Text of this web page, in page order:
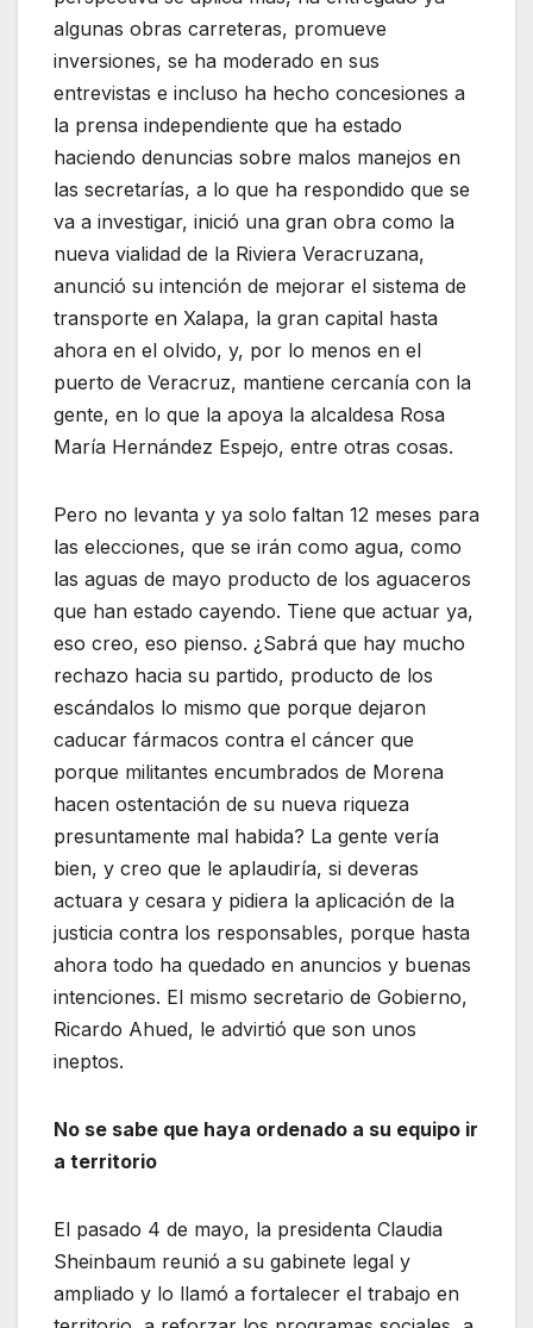
algunas obras carreteras, promueve
inversiones, se ha moderado en sus
entrevistas e incluso ha hecho concesiones a
la prensa independiente que ha estado
haciendo denuncias sobre malos manejos en
las secretarías, a lo que ha respondido que se
va a investigar, inició una gran obra como la
nueva vialidad de la Riviera Veracruzana,
anunció su intención de mejorar el sistema de
transporte en Xalapa, la gran capital hasta
ahora en el olvido, y, por lo menos en el
puerto de Veracruz, mantiene cercanía con la
gente, en lo que la apoya la alcaldesa Rosa
María Hernández Espejo, entre otras cosas.
Pero no levanta y ya solo faltan 12 meses para
las elecciones, que se irán como agua, como
las aguas de mayo producto de los aguaceros
que han estado cayendo. Tiene que actuar ya,
eso creo, eso pienso. ¿Sabrá que hay mucho
rechazo hacia su partido, producto de los
escándalos lo mismo que porque dejaron
caducar fármacos contra el cáncer que
porque militantes encumbrados de Morena
hacen ostentación de su nueva riqueza
presuntamente mal habida? La gente vería
bien, y creo que le aplaudiría, si deveras
actuara y cesara y pidiera la aplicación de la
justicia contra los responsables, porque hasta
ahora todo ha quedado en anuncios y buenas
intenciones. El mismo secretario de Gobierno,
Ricardo Ahued, le advirtió que son unos
ineptos.
No se sabe que haya ordenado a su equipo ir
a territorio
El pasado 4 de mayo, la presidenta Claudia
Sheinbaum reunió a su gabinete legal y
ampliado y lo llamó a fortalecer el trabajo en